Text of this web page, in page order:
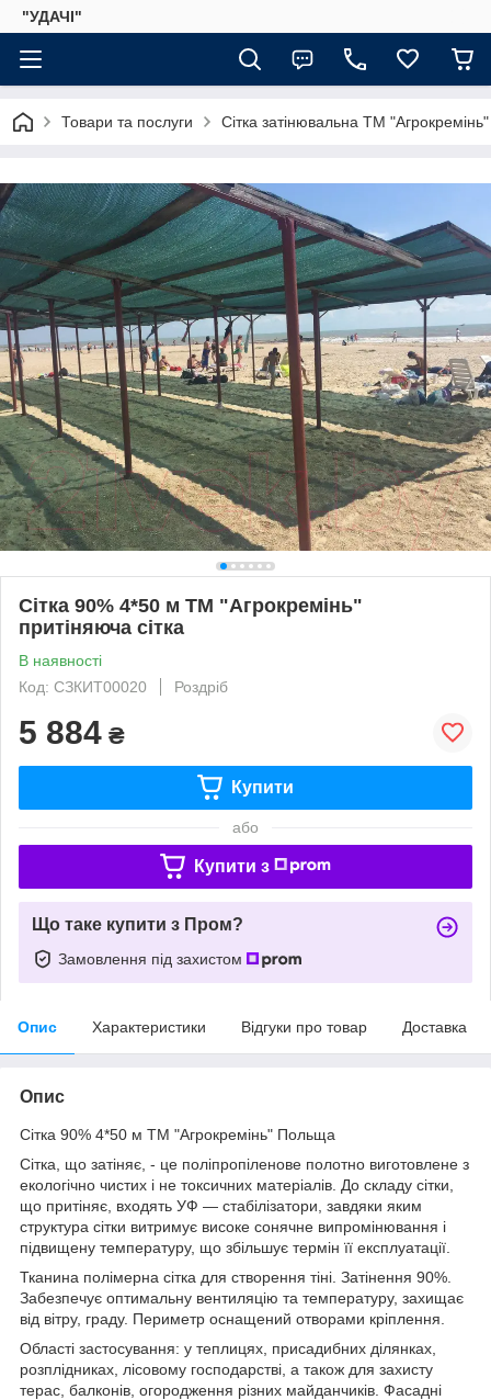
"УДАЧІ"
Товари та послуги Сітка затінювальна ТМ "Агрокремінь"
Сітка 90% 4*50 м ТМ "Агрокремінь"
притіняюча сітка
В наявності
Код: СЗКИТ00020
Роздріб
5 884 ₴
Купити
або
Купити з
Що таке купити з Пром?
Замовлення під захистом
Опис Характеристики Відгуки про товар Доставка
Опис
Сітка 90% 4*50 м ТМ "Агрокремінь" Польща
Сітка, що затіняє, - це поліпропіленове полотно виготовлене з
екологічно чистих і не токсичних матеріалів. До складу сітки,
що притіняє, входять УФ — стабілізатори, завдяки яким
структура сітки витримує високе сонячне випромінювання і
підвищену температуру, що збільшує термін її експлуатації.
Тканина полімерна сітка для створення тіні. Затінення 90%.
Забезпечує оптимальну вентиляцію та температуру, захищає
від вітру, граду. Периметр оснащений отворами кріплення.
Області застосування: у теплицях, присадибних ділянках,
розплідниках, лісовому господарстві, а також для захисту
терас, балконів, огородження різних майданчиків. Фасадні